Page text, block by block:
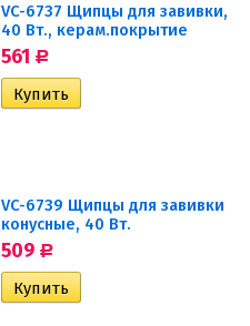
VC-6737 Щипцы для завивки,
40 Вт., керам.покрытие
561 Р
VC-6739 Щипцы для завивки
конусные, 40 Вт.
509 Р